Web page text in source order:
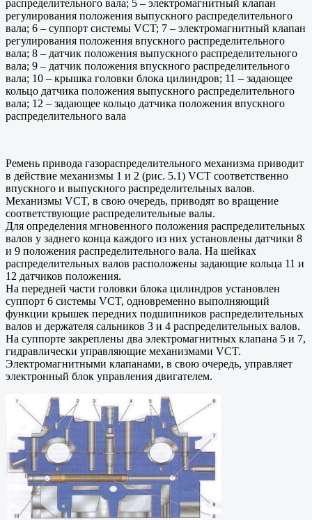
распределительного вала; 5 – электромагнитный клапан
регулирования положения выпускного распределительного
вала; 6 – суппорт системы VCT; 7 – электромагнитный клапан
регулирования положения впускного распределительного
вала; 8 – датчик положения выпускного распределительного
вала; 9 – датчик положения впускного распределительного
вала; 10 – крышка головки блока цилиндров; 11 – задающее
кольцо датчика положения выпускного распределительного
вала; 12 – задающее кольцо датчика положения впускного
распределительного вала
Ремень привода газораспределительного механизма приводит
в действие механизмы 1 и 2 (рис. 5.1) VCT соответственно
впускного и выпускного распределительных валов.
Механизмы VCT, в свою очередь, приводят во вращение
соответствующие распределительные валы.
Для определения мгновенного положения распределительных
валов у заднего конца каждого из них установлены датчики 8
и 9 положения распределительного вала. На шейках
распределительных валов расположены задающие кольца 11 и
12 датчиков положения.
На передней части головки блока цилиндров установлен
суппорт 6 системы VCT, одновременно выполняющий
функции крышек передних подшипников распределительных
валов и держателя сальников 3 и 4 распределительных валов.
На суппорте закреплены два электромагнитных клапана 5 и 7,
гидравлически управляющие механизмами VCT.
Электромагнитными клапанами, в свою очередь, управляет
электронный блок управления двигателем.